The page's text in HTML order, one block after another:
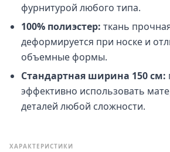
фурнитурой любого типа.
100% полиэстер: ткань
деформируется при носке и
объемные формы.
Стандартная ширина 150 см:
эффективно использовать
деталей любой сложности.
ХАРАКТЕРИСТИКИ